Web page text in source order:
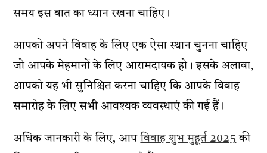
समय इस बात का ध्यान रखना चाहिए।
आपको अपने विवाह के लिए एक ऐसा स्थान चुनना चाहिए
जो आपके मेहमानों के लिए आरामदायक हो। इसके अलावा,
आपको यह भी सुनिश्चित करना चाहिए कि आपके विवाह
समारोह के लिए सभी आवश्यक व्यवस्थाएं की गई हैं।
अधिक जानकारी के लिए, आपविवाह शुभ मुहूर्त 2025 की